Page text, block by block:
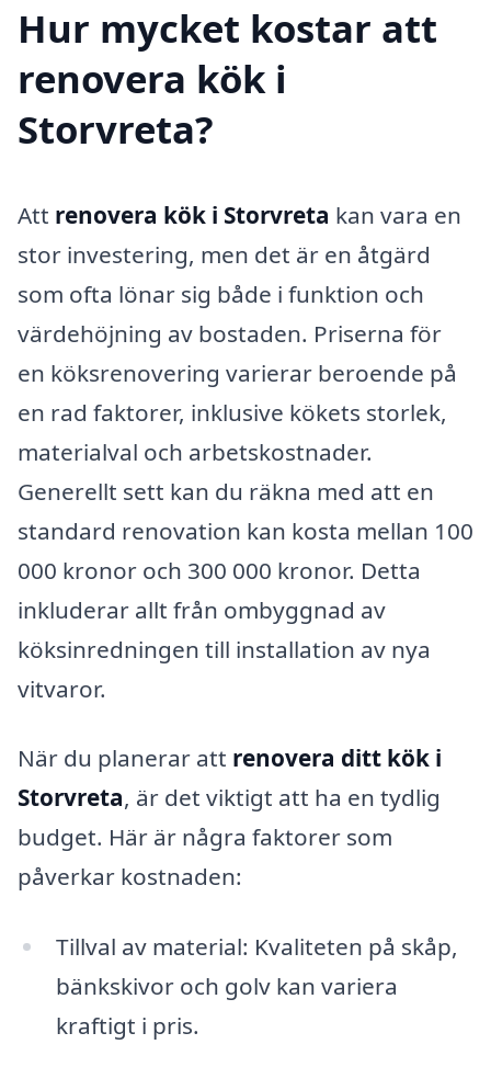
Hur mycket kostar att
renovera kök i
Storvreta?
Att renovera kök i Storvreta kan vara en
stor investering, men det är en åtgärd
som ofta lönar sig både i funktion och
värdehöjning av bostaden. Priserna för
en köksrenovering varierar beroende på
en rad faktorer, inklusive kökets storlek,
materialval och arbetskostnader.
Generellt sett kan du räkna med att en
standard renovation kan kosta mellan 100
000 kronor och 300 000 kronor. Detta
inkluderar allt från ombyggnad av
köksinredningen till installation av nya
vitvaror.
När du planerar att renovera ditt kök i
Storvreta, är det viktigt att ha en tydlig
budget. Här är några faktorer som
påverkar kostnaden:
Tillval av material: Kvaliteten på skåp,
bänkskivor och golv kan variera
kraftigt i pris.